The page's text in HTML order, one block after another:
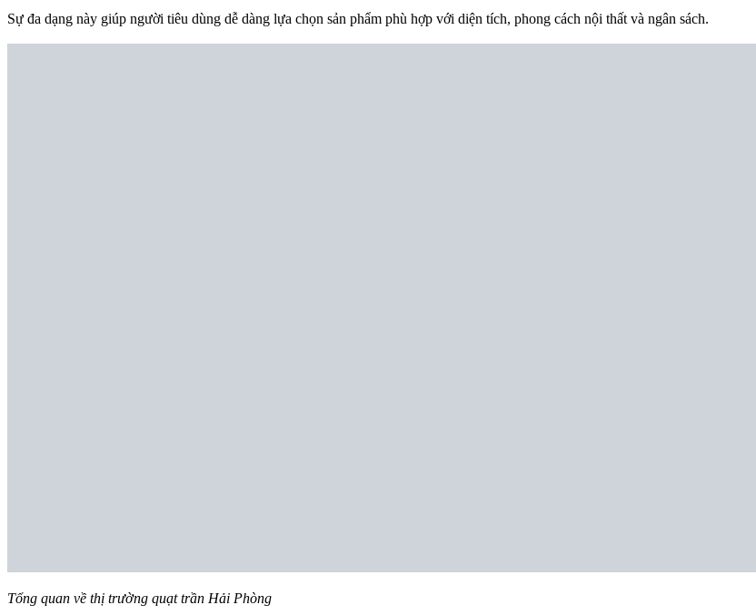
Sự đa dạng này giúp người tiêu dùng dễ dàng lựa chọn sản phẩm phù hợp với diện tích, phong cách nội thất và ngân sách.
Tổng quan về thị trường quạt trần Hải Phòng